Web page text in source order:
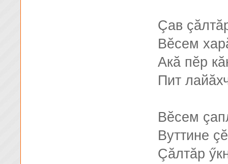
Çав
Вĕсем
Акă пĕр
Пит
Вĕсем
Вуттине
Çăлтăр